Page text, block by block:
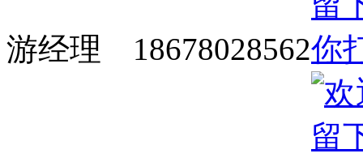
游经理 18678028562